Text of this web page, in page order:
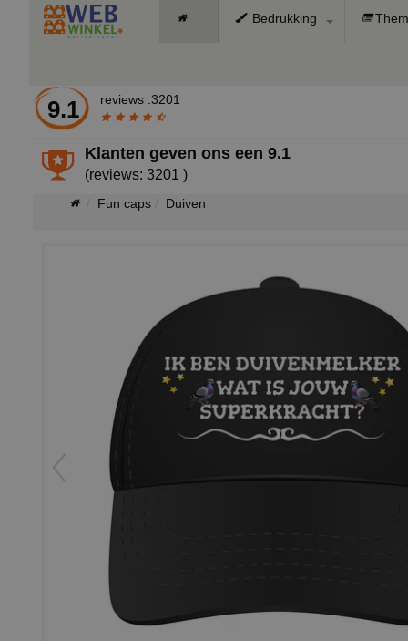
Bedrukking
9.1 reviews :3201
Klanten geven ons een9.1
(reviews: 3201 )
Fun caps Duiven